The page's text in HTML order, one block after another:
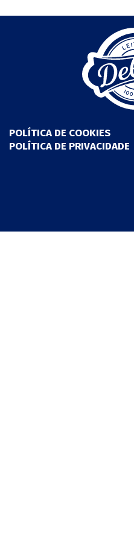
POLÍTICA DE COOKIES
POLÍTICA DE PRIVACIDADE